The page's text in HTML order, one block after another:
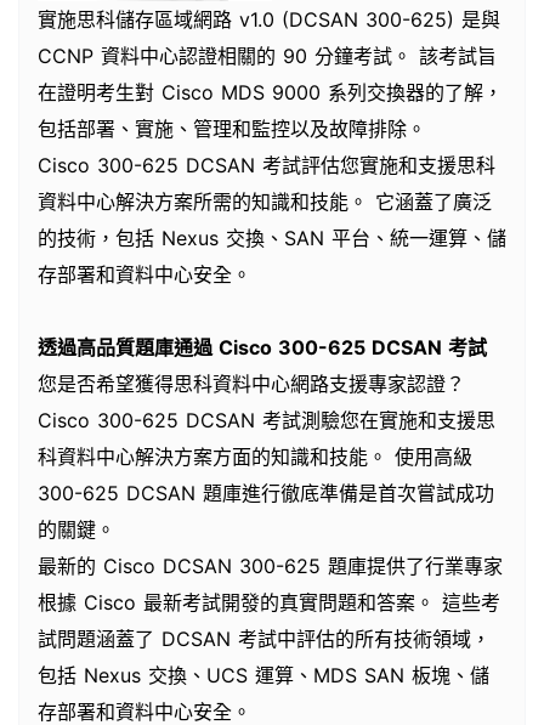
實施思科儲存區域網路 v1.0 (DCSAN 300-625) 是與
CCNP 資料中心認證相關的 90 分鐘考試。 該考試旨
在證明考生對 Cisco MDS 9000 系列交換器的了解，
包括部署、實施、管理和監控以及故障排除。
Cisco 300-625 DCSAN 考試評估您實施和支援思科
資料中心解決方案所需的知識和技能。 它涵蓋了廣泛
的技術，包括 Nexus 交換、SAN 平台、統一運算、儲
存部署和資料中心安全。
透過高品質題庫通過 Cisco 300-625 DCSAN 考試
您是否希望獲得思科資料中心網路支援專家認證？
Cisco 300-625 DCSAN 考試測驗您在實施和支援思
科資料中心解決方案方面的知識和技能。 使用高級
300-625 DCSAN 題庫進行徹底準備是首次嘗試成功
的關鍵。
最新的 Cisco DCSAN 300-625 題庫提供了行業專家
根據 Cisco 最新考試開發的真實問題和答案。 這些考
試問題涵蓋了 DCSAN 考試中評估的所有技術領域，
包括 Nexus 交換、UCS 運算、MDS SAN 板塊、儲
存部署和資料中心安全。